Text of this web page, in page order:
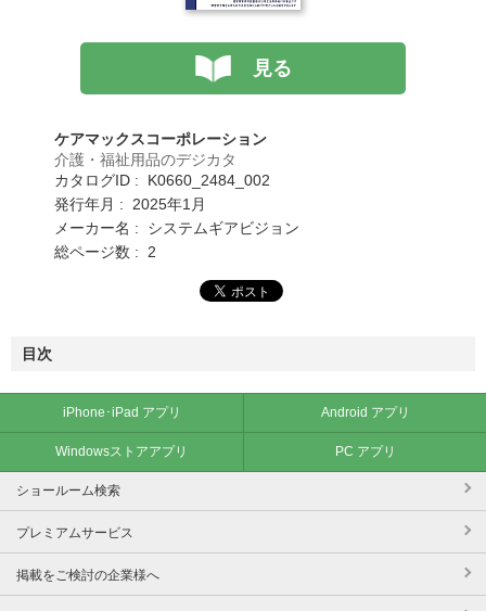
見る
ケアマックスコーポレーション
介護・福祉用品のデジカタ
カタログID : K0660_2484_002
発行年月 : 2025年1月
メーカー名 : システムギアビジョン
総ページ数 : 2
目次
iPhone･iPad アプリ Android アプリ
Windowsストアアプリ PC アプリ
ショールーム検索
プレミアムサービス
掲載をご検討の企業様へ